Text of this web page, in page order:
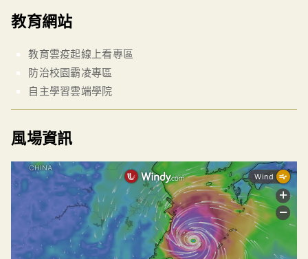
教育網站
教育雲疫起線上看專區
防治校園霸凌專區
自主學習雲端學院
風場資訊